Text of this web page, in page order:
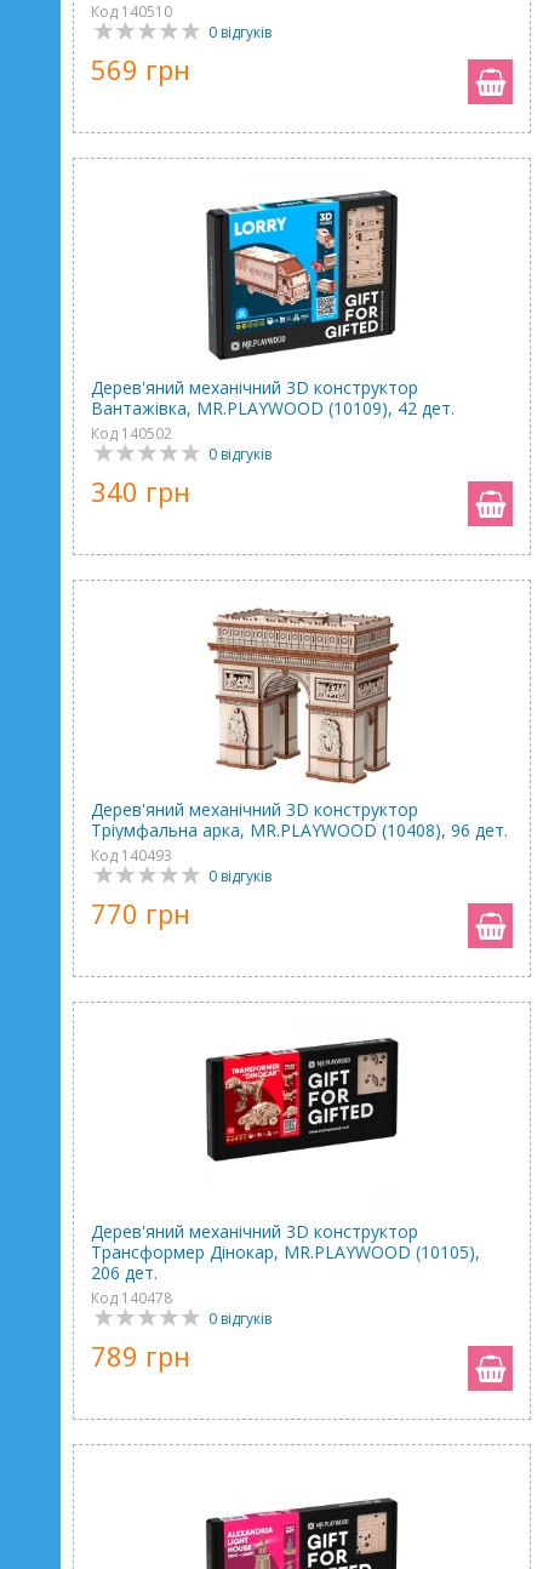
Код 140510
0 відгуків
569 грн
Дерев'яний механічний 3D конструктор
Вантажівка, MR.PLAYWOOD (10109), 42 дет.
Код 140502
0 відгуків
340 грн
Дерев'яний механічний 3D конструктор
Тріумфальна арка, MR.PLAYWOOD (10408), 96 дет.
Код 140493
0 відгуків
770 грн
Дерев'яний механічний 3D конструктор
Трансформер Дінокар, MR.PLAYWOOD (10105),
206 дет.
Код 140478
0 відгуків
789 грн